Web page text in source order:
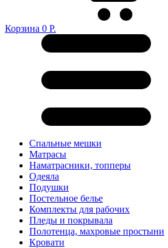
Корзина 0 Р.
Спальные мешки
Матрасы
Наматрасники, топперы
Одеяла
Подушки
Постельное белье
Комплекты для рабочих
Пледы и покрывала
Полотенца, махровые простыни
Кровати